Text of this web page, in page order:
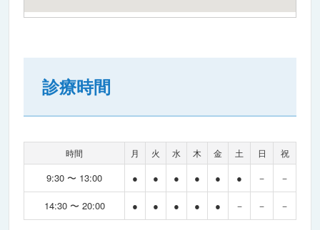
診療時間
時間 月 火 水 木 金 土 日 祝
9:30 〜 13:00 ● ● ● ● ● ● － －
14:30 〜 20:00 ● ● ● ● ● － － －